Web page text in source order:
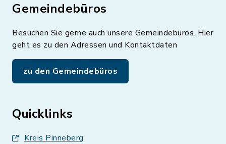
Gemeindebüros
Besuchen Sie gerne auch unsere Gemeindebüros. Hier
geht es zu den Adressen und Kontaktdaten
zu den Gemeindebüros
Quicklinks
Kreis Pinneberg